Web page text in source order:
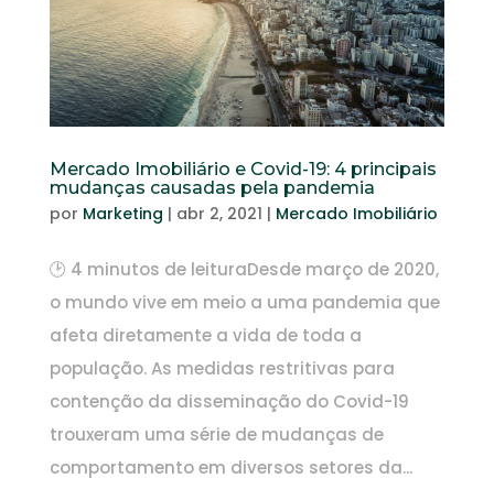
Mercado Imobiliário e Covid-19: 4 principais
mudanças causadas pela pandemia
por Marketing | abr 2, 2021 | Mercado Imobiliário
🕑 4 minutos de leituraDesde março de 2020,
o mundo vive em meio a uma pandemia que
afeta diretamente a vida de toda a
população. As medidas restritivas para
contenção da disseminação do Covid-19
trouxeram uma série de mudanças de
comportamento em diversos setores da...